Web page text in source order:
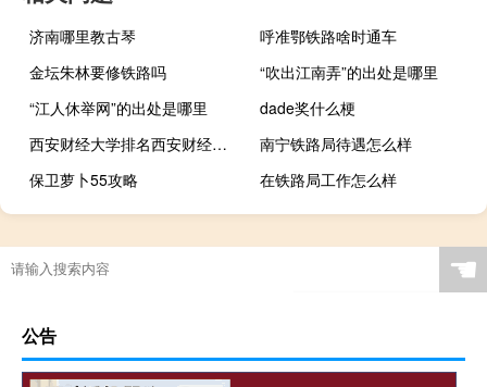
济南哪里教古琴
呼准鄂铁路啥时通车
金坛朱林要修铁路吗
“吹出江南弄”的出处是哪里
“江人休举网”的出处是哪里
dade奖什么梗
西安财经大学排名西安财经大学在陕西排名
南宁铁路局待遇怎么样
保卫萝卜55攻略
在铁路局工作怎么样
☚
公告